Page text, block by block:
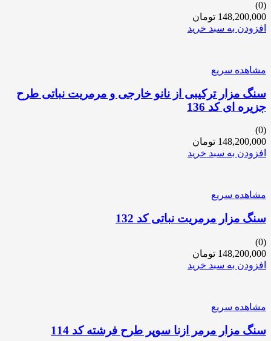
(0)
148,200,000 تومان
افزودن به سبد خرید
مشاهده سریع
سنگ مزار ترکیبی از نانو خارجی و مرمریت نباتی طرح
جزیره ای کد 136
(0)
148,200,000 تومان
افزودن به سبد خرید
مشاهده سریع
سنگ مزار مرمریت نباتی کد 132
(0)
148,200,000 تومان
افزودن به سبد خرید
مشاهده سریع
سنگ مزار مرمر ازنا سوپر طرح فرشته کد 114